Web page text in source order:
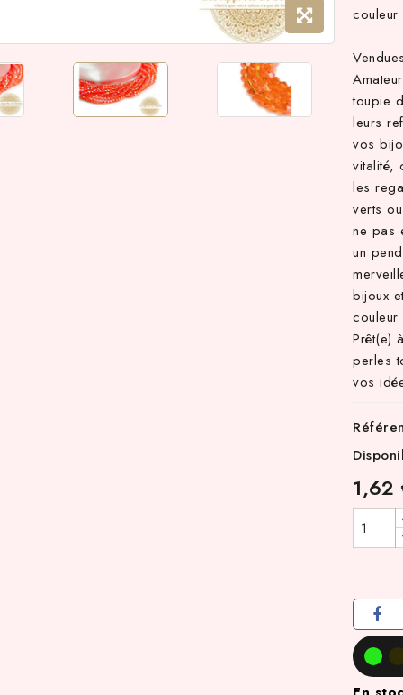
toupie
leurs
vos
vitalité,
les
verts
ne pas
un
bijoux
Prêt(e)
perles
vos
1,62